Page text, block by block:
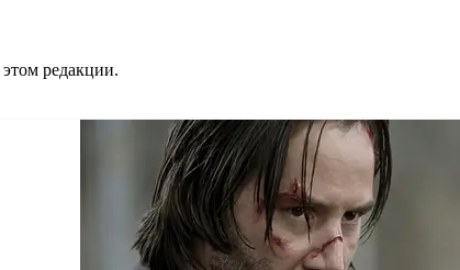
редакции.